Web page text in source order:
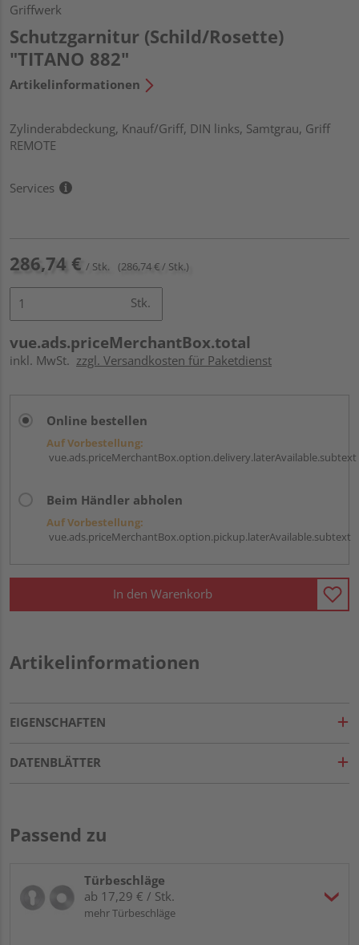
Griffwerk
Schutzgarnitur (Schild/Rosette)
"TITANO 882"
Artikelinformationen
Zylinderabdeckung, Knauf/Griff, DIN links, Samtgrau, Griff
REMOTE
Services
286,74 € / Stk. (286,74 € / Stk.)
Stk.
vue.ads.priceMerchantBox.total
inkl. MwSt. zzgl. Versandkosten für Paketdienst
Online bestellen
Auf Vorbestellung:
vue.ads.priceMerchantBox.option.delivery.laterAvailable.subtext
Beim Händler abholen
Auf Vorbestellung:
vue.ads.priceMerchantBox.option.pickup.laterAvailable.subtext
In den Warenkorb
Artikelinformationen
EIGENSCHAFTEN
DATENBLÄTTER
Passend zu
Türbeschläge
ab 17,29 € / Stk.
mehr Türbeschläge